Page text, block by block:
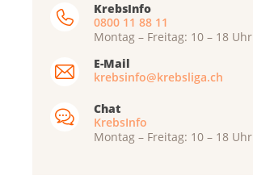
Krebsliga Bern
Ligue genevoise contre le cancer
Krebsliga Graubünden
Ligue jurassienne contre le cancer
KrebsInfo
0800 11 88 11
Montag – Freitag: 10 – 18 Uhr
E-Mail
krebsinfo@krebsliga.ch
Chat
KrebsInfo
Montag – Freitag: 10 – 18 Uhr